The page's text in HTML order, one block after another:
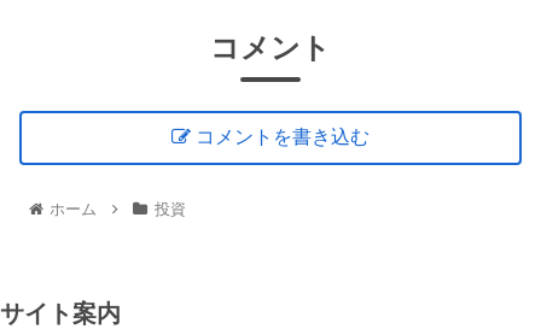
コメント
コメントを書き込む
ホーム 投資
サイト案内